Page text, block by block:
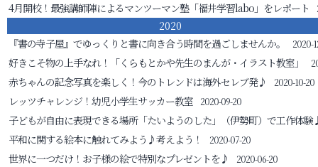
4月開校！最強講師陣によるマンツーマン塾「福井学習labo」をレポート
2020
『書の寺子屋』でゆっくりと書に向き合う時間を過ごしませんか。
2020-
好きこそ物の上手なれ！「くらもとかや先生のまんが・イラスト教室」
赤ちゃんの記念写真を楽しく！今のトレンドは海外セレブ発♪ 2020-10-20
レッツチャレンジ！幼児小学生サッカー教室 2020-09-20
子どもが自由に表現できる場所「たいようのした」（伊勢町）で工作体
平和に関する絵本に触れてみよう♪考えよう！
2020-07-20
世界に一つだけ！お子様の絵で特別なプレゼントを♪ 2020-06-20